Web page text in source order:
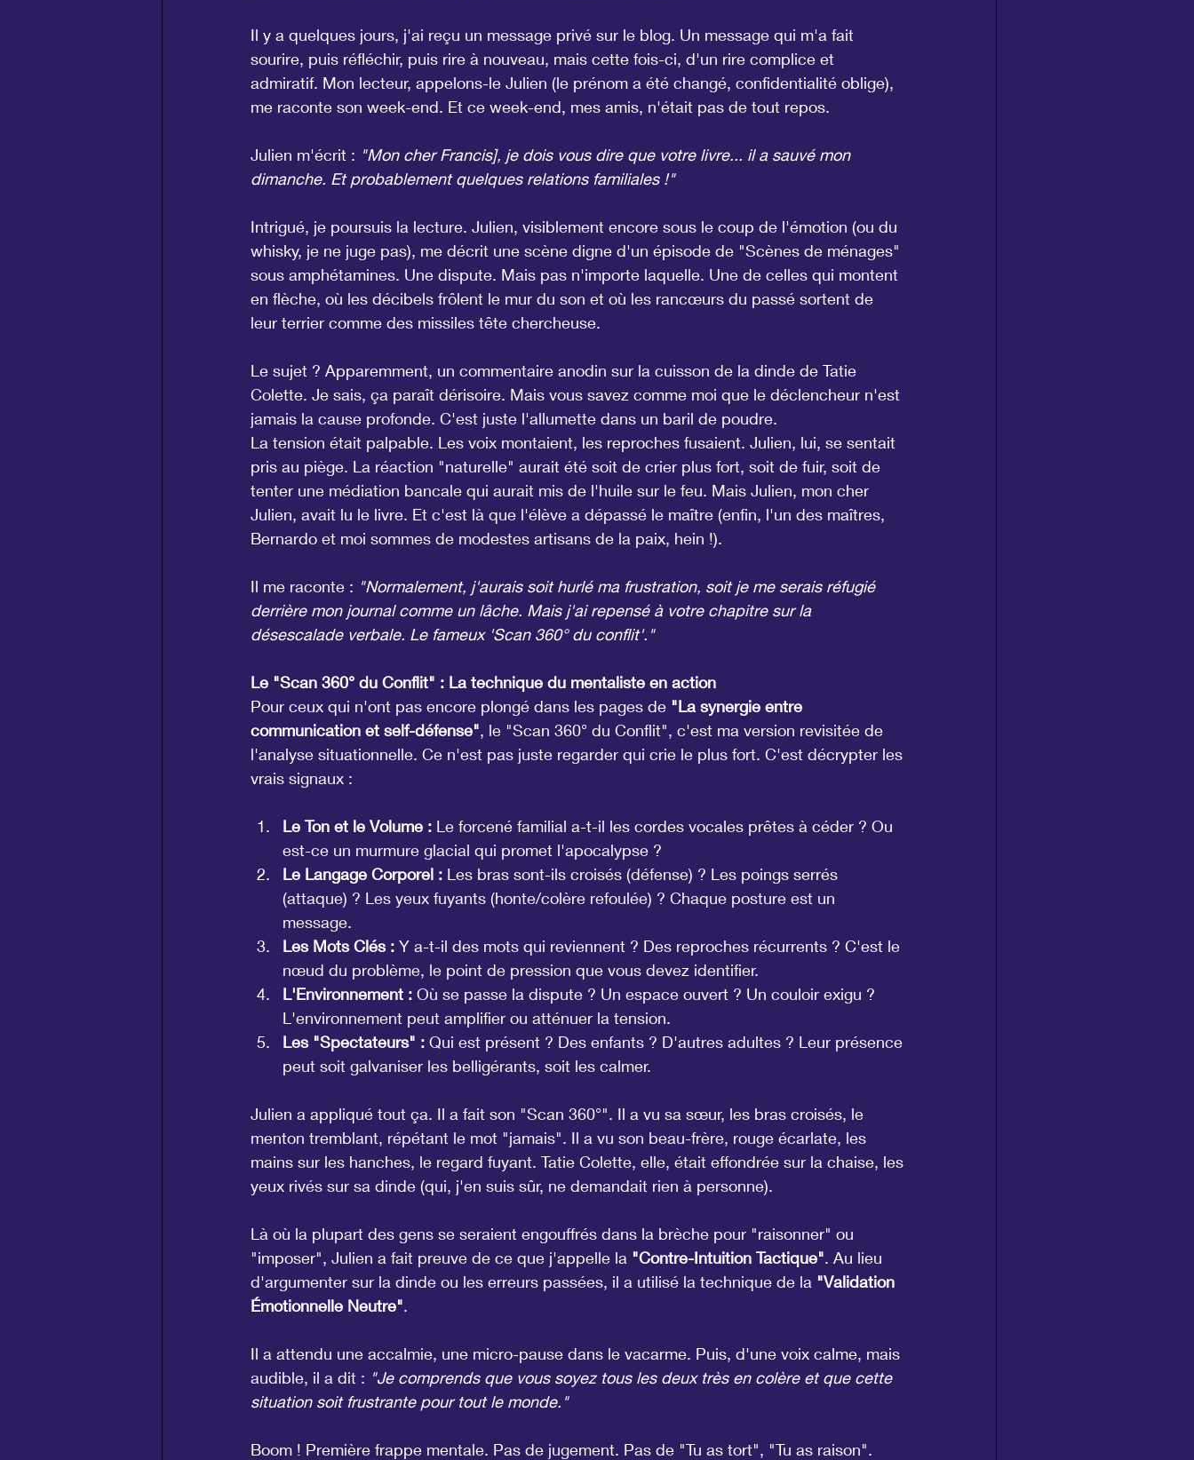
Il y a quelques jours, j'ai reçu un message privé sur le blog. Un message qui m'a fait
sourire, puis réfléchir, puis rire à nouveau, mais cette fois-ci, d'un rire complice et
admiratif. Mon lecteur, appelons-le Julien (le prénom a été changé, confidentialité oblige),
me raconte son week-end. Et ce week-end, mes amis, n'était pas de tout repos.
Julien m'écrit : "Mon cher Francis], je dois vous dire que votre livre... il a sauvé mon
dimanche. Et probablement quelques relations familiales !"
Intrigué, je poursuis la lecture. Julien, visiblement encore sous le coup de l'émotion (ou du
whisky, je ne juge pas), me décrit une scène digne d'un épisode de "Scènes de ménages"
sous amphétamines. Une dispute. Mais pas n'importe laquelle. Une de celles qui montent
en flèche, où les décibels frôlent le mur du son et où les rancœurs du passé sortent de
leur terrier comme des missiles tête chercheuse.
Le sujet ? Apparemment, un commentaire anodin sur la cuisson de la dinde de Tatie
Colette. Je sais, ça paraît dérisoire. Mais vous savez comme moi que le déclencheur n'est
jamais la cause profonde. C'est juste l'allumette dans un baril de poudre.
La tension était palpable. Les voix montaient, les reproches fusaient. Julien, lui, se sentait
pris au piège. La réaction "naturelle" aurait été soit de crier plus fort, soit de fuir, soit de
tenter une médiation bancale qui aurait mis de l'huile sur le feu. Mais Julien, mon cher
Julien, avait lu le livre. Et c'est là que l'élève a dépassé le maître (enfin, l'un des maîtres,
Bernardo et moi sommes de modestes artisans de la paix, hein !).
Il me raconte : "Normalement, j'aurais soit hurlé ma frustration, soit je me serais réfugié
derrière mon journal comme un lâche. Mais j'ai repensé à votre chapitre sur la
désescalade verbale. Le fameux 'Scan 360° du conflit'."
Le "Scan 360° du Conflit" : La technique du mentaliste en action
Pour ceux qui n'ont pas encore plongé dans les pages de "La synergie entre
communication et self-défense", le "Scan 360° du Conflit", c'est ma version revisitée de
l'analyse situationnelle. Ce n'est pas juste regarder qui crie le plus fort. C'est décrypter les
vrais signaux :
Le Ton et le Volume : Le forcené familial a-t-il les cordes vocales prêtes à céder ? Ou
est-ce un murmure glacial qui promet l'apocalypse ?
Le Langage Corporel : Les bras sont-ils croisés (défense) ? Les poings serrés
(attaque) ? Les yeux fuyants (honte/colère refoulée) ? Chaque posture est un
message.
Les Mots Clés : Y a-t-il des mots qui reviennent ? Des reproches récurrents ? C'est le
nœud du problème, le point de pression que vous devez identifier.
L'Environnement : Où se passe la dispute ? Un espace ouvert ? Un couloir exigu ?
L'environnement peut amplifier ou atténuer la tension.
Les "Spectateurs" : Qui est présent ? Des enfants ? D'autres adultes ? Leur présence
peut soit galvaniser les belligérants, soit les calmer.
Julien a appliqué tout ça. Il a fait son "Scan 360°". Il a vu sa sœur, les bras croisés, le
menton tremblant, répétant le mot "jamais". Il a vu son beau-frère, rouge écarlate, les
mains sur les hanches, le regard fuyant. Tatie Colette, elle, était effondrée sur la chaise, les
yeux rivés sur sa dinde (qui, j'en suis sûr, ne demandait rien à personne).
Là où la plupart des gens se seraient engouffrés dans la brèche pour "raisonner" ou
"imposer", Julien a fait preuve de ce que j'appelle la "Contre-Intuition Tactique". Au lieu
d'argumenter sur la dinde ou les erreurs passées, il a utilisé la technique de la "Validation
Émotionnelle Neutre".
Il a attendu une accalmie, une micro-pause dans le vacarme. Puis, d'une voix calme, mais
audible, il a dit : "Je comprends que vous soyez tous les deux très en colère et que cette
situation soit frustrante pour tout le monde."
Boom ! Première frappe mentale. Pas de jugement. Pas de "Tu as tort", "Tu as raison".